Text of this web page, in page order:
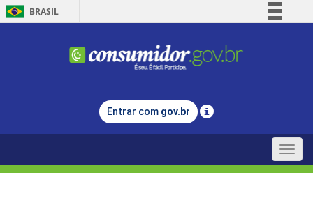
BRASIL
Comunica BR
Legislação
Entrar com gov.br
Toggle